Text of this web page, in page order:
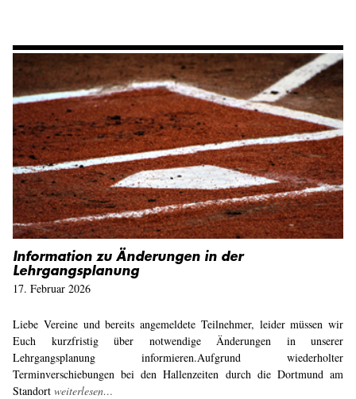
Information zu Änderungen in der
Lehrgangsplanung
17. Februar 2026
Liebe Vereine und bereits angemeldete Teilnehmer, leider müssen wir
Euch kurzfristig über notwendige Änderungen in unserer
Lehrgangsplanung informieren.Aufgrund wiederholter
Terminverschiebungen bei den Hallenzeiten durch die Dortmund am
Standort weiterlesen…